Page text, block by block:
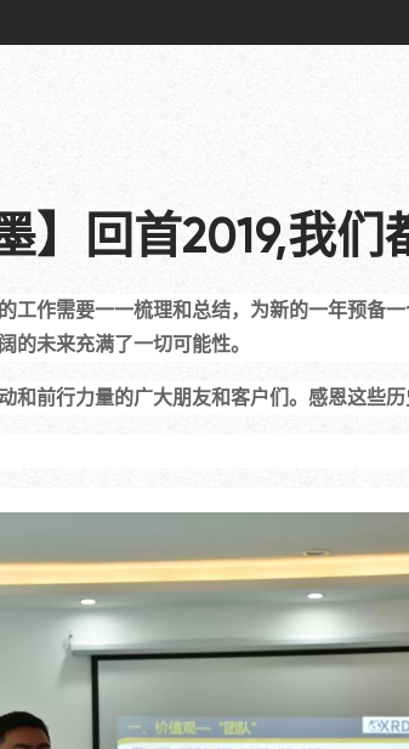
】回首2019,我
作需要一一梳理和总结，为新的一年预备
的未来充满了一切可能性。
前行力量的广大朋友和客户们。感恩这些历